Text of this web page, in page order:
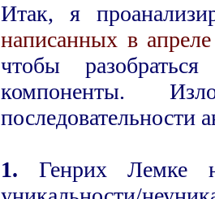
Итак, я
написанных в
чтобы
компоненты.
последовательности
1. Генрих Лемке